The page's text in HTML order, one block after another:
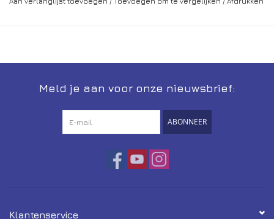
Meld je aan voor onze nieuwsbrief:
ABONNEER
Klantenservice